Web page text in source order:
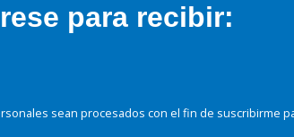
para recibir:
sean procesados con el fin de suscribirme